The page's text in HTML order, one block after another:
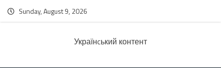
Sunday, August 9, 2026
Українcький контент